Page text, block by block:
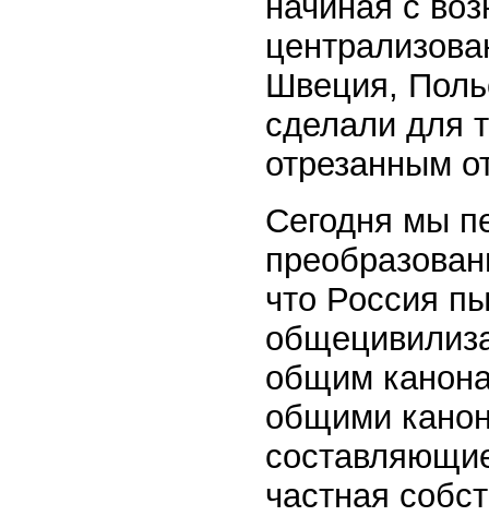
Швеция,
сделали для
отрезанным
Сегодня мы
что Россия
общим
общими
частная